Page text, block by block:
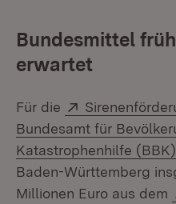
Bundesmittel
erwartet
Für die Extern:
Bundesamt für
Katastrophenhilfe (BBK)
Baden-Württemberg
Millionen Euro aus dem